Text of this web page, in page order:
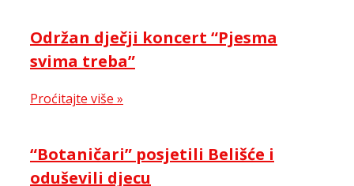
Održan dječji koncert “Pjesma
svima treba”
Proćitajte više »
“Botaničari” posjetili Belišće i
oduševili djecu